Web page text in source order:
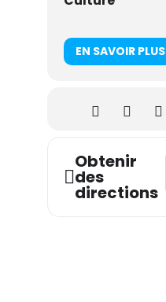
EN SAVOIR PLUS
Obtenir
des
directions